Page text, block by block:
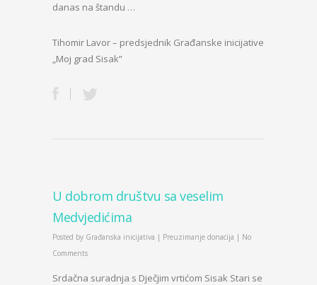
danas na štandu …
Tihomir Lavor – predsjednik Građanske inicijative
„Moj grad Sisak”
U dobrom društvu sa veselim
Medvjedićima
Posted by Građanska inicijativa | Preuzimanje donacija | No
Comments
Srdačna suradnja s Dječjim vrtićom Sisak Stari se